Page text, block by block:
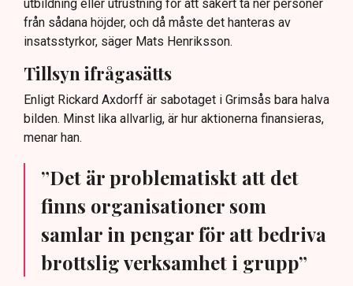
utbildning eller utrustning för att säkert ta ner personer
från sådana höjder, och då måste det hanteras av
insatsstyrkor, säger Mats Henriksson.
Tillsyn ifrågasätts
Enligt Rickard Axdorff är sabotaget i Grimsås bara halva
bilden. Minst lika allvarlig, är hur aktionerna finansieras,
menar han.
”Det är problematiskt att det
finns organisationer som
samlar in pengar för att bedriva
brottslig verksamhet i grupp”